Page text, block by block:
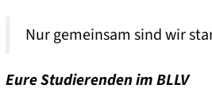
Nur gemeinsam sind wir
Eure Studierenden im BLLV